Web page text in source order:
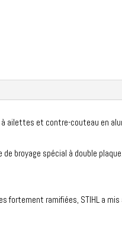
ailettes et contre-couteau en
broyage spécial à double
fortement ramifiées, STIHL a